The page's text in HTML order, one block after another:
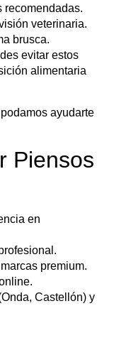
recomendadas.
veterinaria.
brusca.
evitar estos
alimentaria
ayudarte
Piensos
en
premium.
Castellón) y